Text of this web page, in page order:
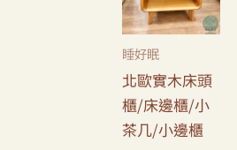
睡好眠
北歐實木床頭
櫃/床邊櫃/小
茶几/小邊櫃